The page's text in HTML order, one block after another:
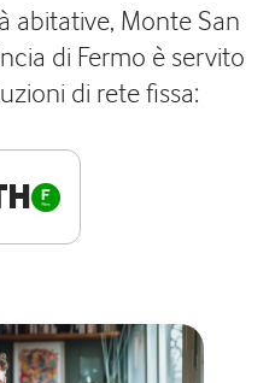
abitative, Monte San
di Fermo è servito
di rete fissa: